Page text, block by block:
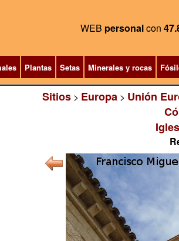
WEB personalcon
Plantas Setas Minerales y rocas
Sitios> Europa> Unión